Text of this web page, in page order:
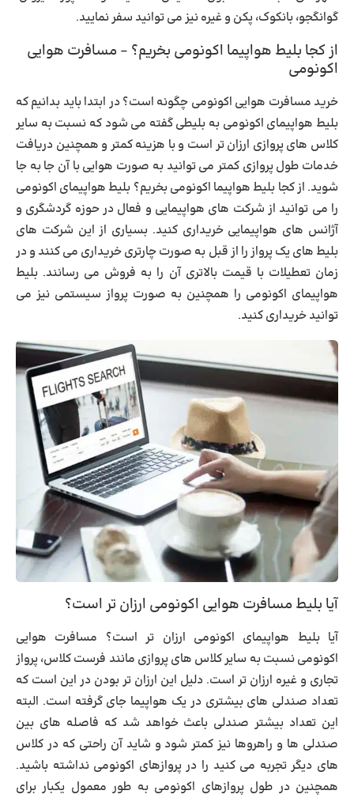
گوانگجو، بانکوک، پکن و غیره نیز می توانید سفر نمایید.
از کجا بلیط هواپیما اکونومی بخریم؟ – مسافرت هوایی
اکونومی
خرید مسافرت هوایی اکونومی چگونه است؟ در ابتدا باید بدانیم که
بلیط هواپیمای اکونومی به بلیطی گفته می شود که نسبت به سایر
کلاس های پروازی ارزان تر است و با هزینه کمتر و همچنین دریافت
خدمات طول پروازی کمتر می توانید به صورت هوایی با آن جا به جا
شوید. از کجا بلیط هواپیما اکونومی بخریم؟ بلیط هواپیمای اکونومی
را می توانید از شرکت های هواپیمایی و فعال در حوزه گردشگری و
آژانس های هواپیمایی خریداری کنید. بسیاری از این شرکت های
بلیط های یک پرواز را از قبل به صورت چارتری خریداری می کنند و در
زمان تعطیلات با قیمت بالاتری آن را به فروش می رسانند. بلیط
هواپیمای اکونومی را همچنین به صورت پرواز سیستمی نیز می
توانید خریداری کنید.
آیا بلیط مسافرت هوایی اکونومی ارزان تر است؟
آیا بلیط هواپیمای اکونومی ارزان تر است؟ مسافرت هوایی
اکونومی نسبت به سایر کلاس های پروازی مانند فرست کلاس، پرواز
تجاری و غیره ارزان تر است. دلیل این ارزان تر بودن در این است که
تعداد صندلی های بیشتری در یک هواپیما جای گرفته است. البته
این تعداد بیشتر صندلی باعث خواهد شد که فاصله های بین
صندلی ها و راهروها نیز کمتر شود و شاید آن راحتی که در کلاس
های دیگر تجربه می کنید را در پروازهای اکونومی نداشته باشید.
همچنین در طول پروازهای اکونومی به طور معمول یکبار برای